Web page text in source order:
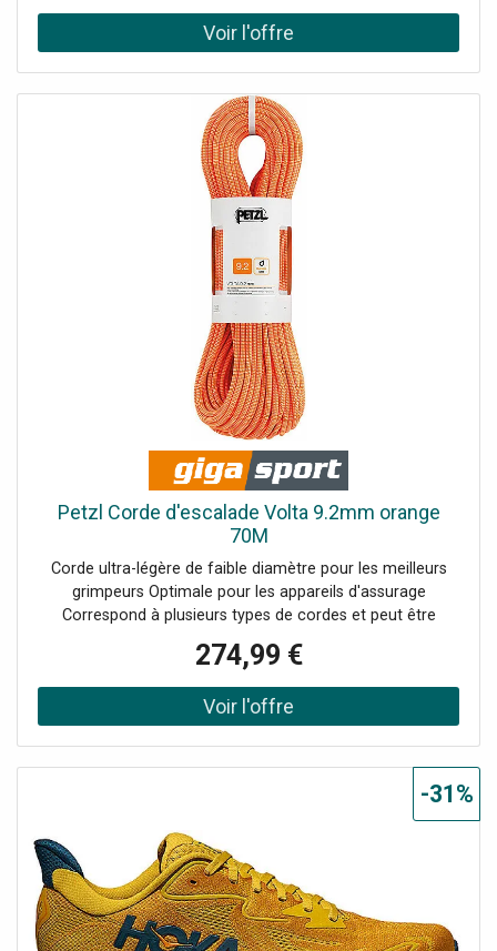
Duratec Dry augmente la résistance à l'eau, à la saleté et à
l'abrasion La finition UltraSonic augmente la durabilité et
déroulement par l'utilisateur et augmente la durée de vie
Marquage Middle Mark : marquage du milieu de la corde
pour simplifier les manœuvres de corde Finition EverFlex :
finition thermique spéciale, stabilise les fils et rend la
corde plus homogène Diamètre : 9,2 mm Poids au mètre :
55 g
Petzl Corde d'escalade Volta 9.2mm orange
70M
Corde ultra-légère de faible diamètre pour les meilleurs
grimpeurs Optimale pour les appareils d'assurage
Correspond à plusieurs types de cordes et peut être
Utilisation sur rocher, mixte, neige ou glace L'imprégnation
Duratec Dry augmente la résistance à l'eau, à la saleté et à
l'abrasion La finition UltraSonic augmente la durabilité et
empêche l'éclatement de l'extrémité de la corde La
Marquage Middle Mark : marquage du milieu de la corde
pour simplifier les manœuvres de corde Finition EverFlex :
finition thermique spéciale, stabilise les fils et rend la
corde plus homogène Diamètre : 9,2 mm Poids au mètre :
55 g
274,99 €
-31%